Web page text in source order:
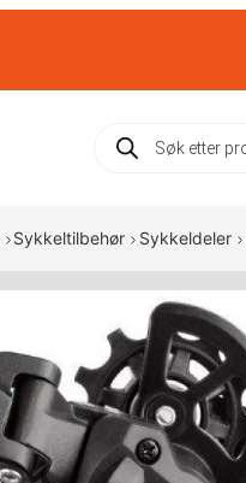
Products
search
Sykkeltilbehør Sykkeldeler